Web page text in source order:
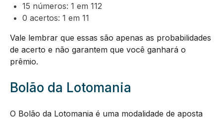
15 números: 1 em 112
0 acertos: 1 em 11
Vale lembrar que essas são apenas as probabilidades
de acerto e não garantem que você ganhará o
prêmio.
Bolão da Lotomania
O Bolão da Lotomania é uma modalidade de aposta